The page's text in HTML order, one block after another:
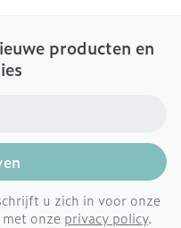
producten en
u zich in voor onze
onze privacy policy.